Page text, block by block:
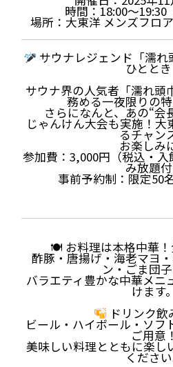
時間：18:00〜19:30
場所：大東洋 メンズフロ
サウナレジェンド「濡れ
ひととき
サウナ界の人気者「濡れ頭
務める一夜限りの
さらになんと、あの“会
じゃんけん大会も実施！大
るチャン
お楽しみ
参加費：3,000円（税込・
み放題
事前予約制：限定50
🍽 お料理は本格中華！
酢豚・唐揚げ・海老マヨ
ン・ごま団
バラエティ豊かな中華メニ
けます。
ドリンク飲
ビール・ハイボール・ソフ
ご用意！
美味しい料理とともに楽し
くださ